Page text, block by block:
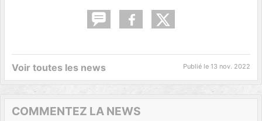
Voir toutes les news Publié le 13 nov. 2022
COMMENTEZ LA NEWS